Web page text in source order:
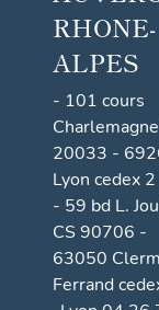
RHONE-
ALPES
- 101 cours
20033 -
Lyon cedex 2
- 59 bd L.
CS 90706 -
63050
Ferrand